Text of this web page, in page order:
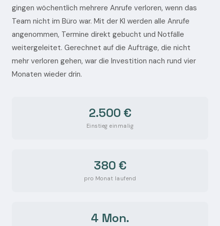
gingen wöchentlich mehrere Anrufe verloren, wenn das
Team nicht im Büro war. Mit der KI werden alle Anrufe
angenommen, Termine direkt gebucht und Notfälle
weitergeleitet. Gerechnet auf die Aufträge, die nicht
mehr verloren gehen, war die Investition nach rund vier
Monaten wieder drin.
2.500 €
Einstieg einmalig
380 €
pro Monat laufend
4 Mon.